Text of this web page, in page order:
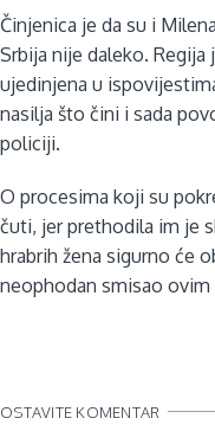
Činjenica je da su i
Srbija nije daleko. Regija
ujedinjena u
nasilja što čini i sada
policiji.
O procesima koji su
čuti, jer prethodila im je
hrabrih žena sigurno će
neophodan smisao ovim
OSTAVITE KOMENTAR